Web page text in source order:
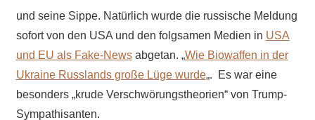
und seine Sippe. Natürlich wurde die russische Meldung
sofort von den USA und den folgsamen Medien in USA
und EU als Fake-Newsabgetan. „Wie Biowaffen in der
Ukraine Russlands große Lüge wurde„. Es war eine
besonders „krude Verschwörungstheorien“ von Trump-
Sympathisanten.